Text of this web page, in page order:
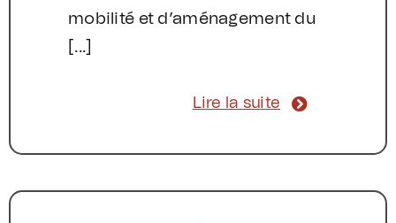
mobilité et d’aménagement du
[...]
Lire la suite